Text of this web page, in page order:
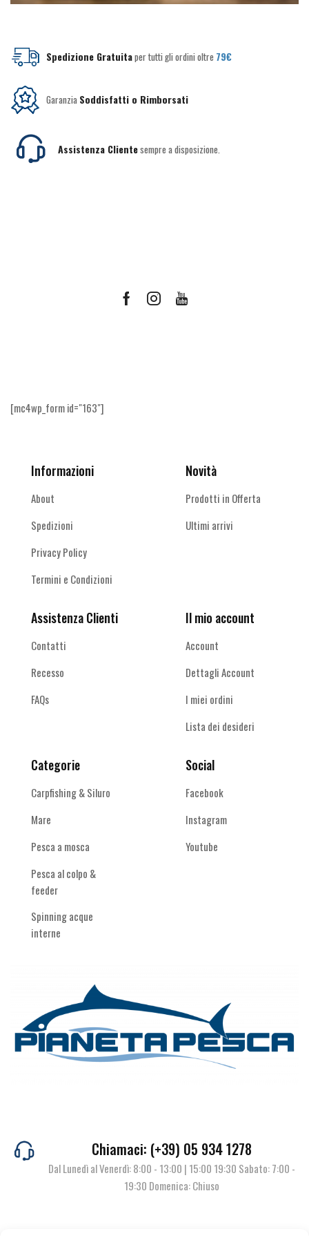
Spedizione Gratuitaper tutti gli ordini oltre 79€
Garanzia Soddisfatti o Rimborsati
Assistenza Clientesempre a disposizione.
FacebookInstagramYoutube
[mc4wp_form id="163"]
Informazioni
About
Spedizioni
Privacy Policy
Termini e Condizioni
Novità
Prodotti in Offerta
Ultimi arrivi
Assistenza Clienti
Contatti
Recesso
FAQs
Il mio account
Account
Dettagli Account
I miei ordini
Lista dei desideri
Categorie
Carpfishing & Siluro
Mare
Pesca a mosca
Pesca al colpo &
feeder
Spinning acque
interne
Social
Facebook
Instagram
Youtube
Chiamaci: (+39) 05 934 1278
Dal Lunedì al Venerdì: 8:00 - 13:00 | 15:00 19:30 Sabato: 7:00 -
19:30 Domenica: Chiuso